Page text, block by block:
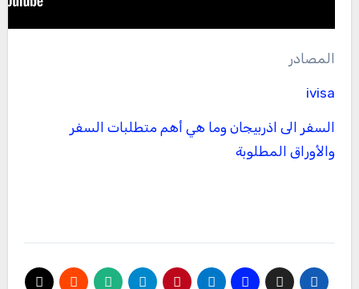
المصادر
ivisa
السفر الى اذربيجان وما هي أهم متطلبات السفر
والأوراق المطلوبة